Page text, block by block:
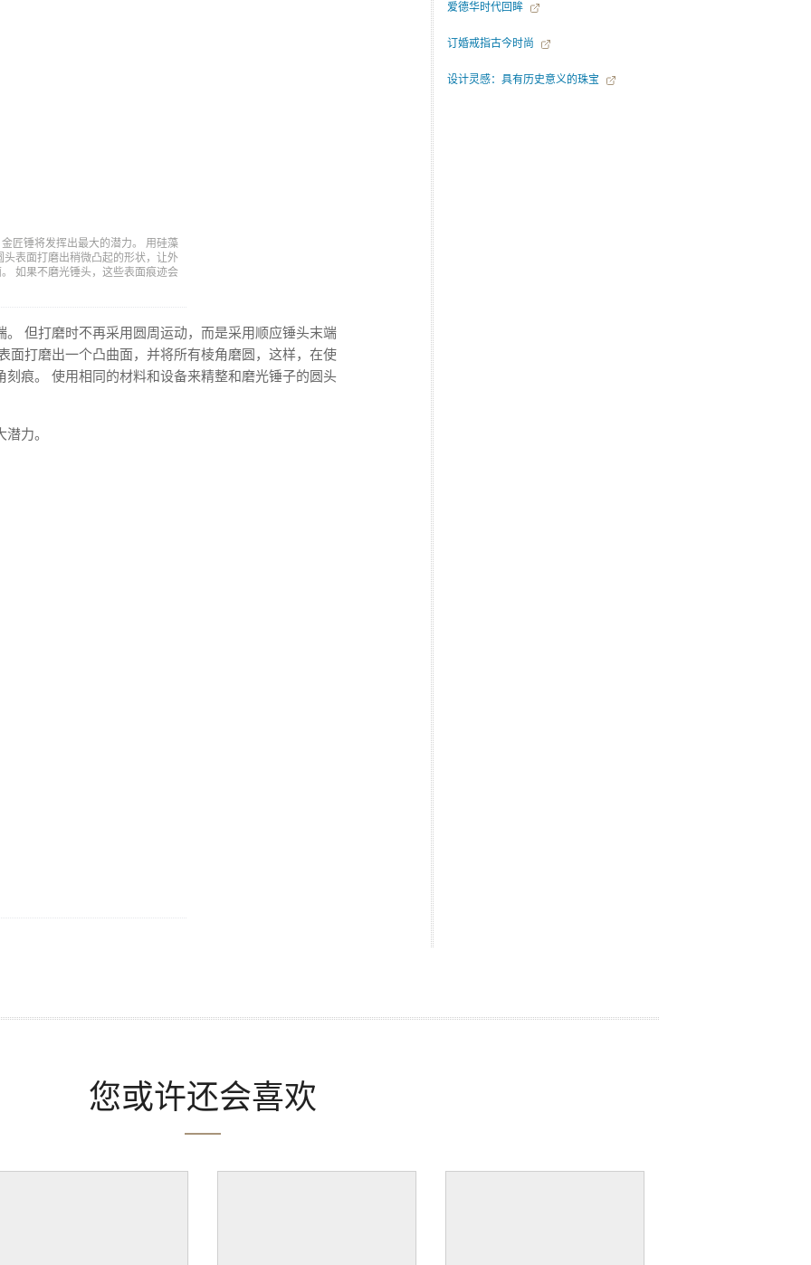
匠锤将发挥出最大的潜力。 用硅藻
表面打磨出稍微凸起的形状，让外
如果不磨光锤头，这些表面痕迹会
但打磨时不再采用圆周运动，而是采用顺应锤头末端
面打磨出一个凸曲面，并将所有棱角磨圆，这样，在使
痕。 使用相同的材​​料和设备来精整和磨光锤子的圆头
力。
爱德华时代回眸
订婚戒指古今时尚
设计灵感：具有历史意义的珠宝
您或许还会喜欢